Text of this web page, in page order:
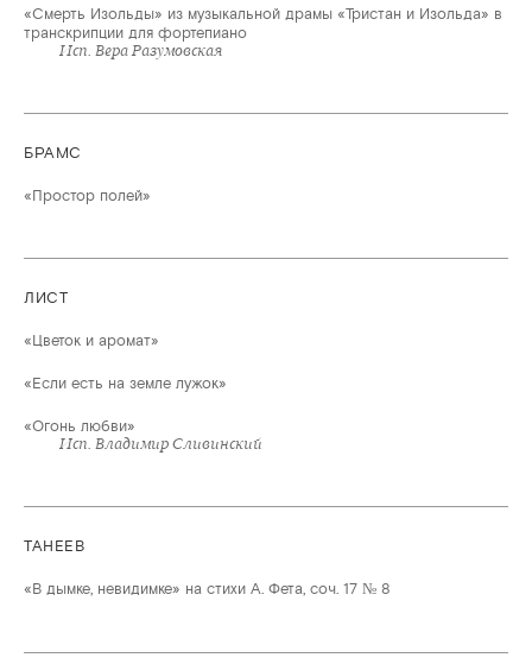
«Смерть Изольды» из музыкальной драмы «Тристан и Изольда» в
транскрипции для фортепиано
Исп. Вера Разумовская
БРАМС
«Простор полей»
ЛИСТ
«Цветок и аромат»
«Если есть на земле лужок»
«Огонь любви»
Исп. Владимир Сливинский
ТАНЕЕВ
«В дымке, невидимке» на стихи А. Фета, соч. 17 № 8